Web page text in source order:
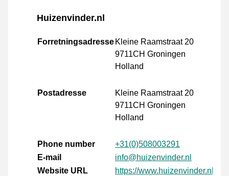
Huizenvinder.nl
Forretningsadresse Kleine Raamstraat 20
9711CH Groningen
Holland
Postadresse
Kleine Raamstraat 20
9711CH Groningen
Holland
Phone number
+31(0)508003291
E-mail
info@huizenvinder.nl
Website URL
https://www.huizenvinder.nl